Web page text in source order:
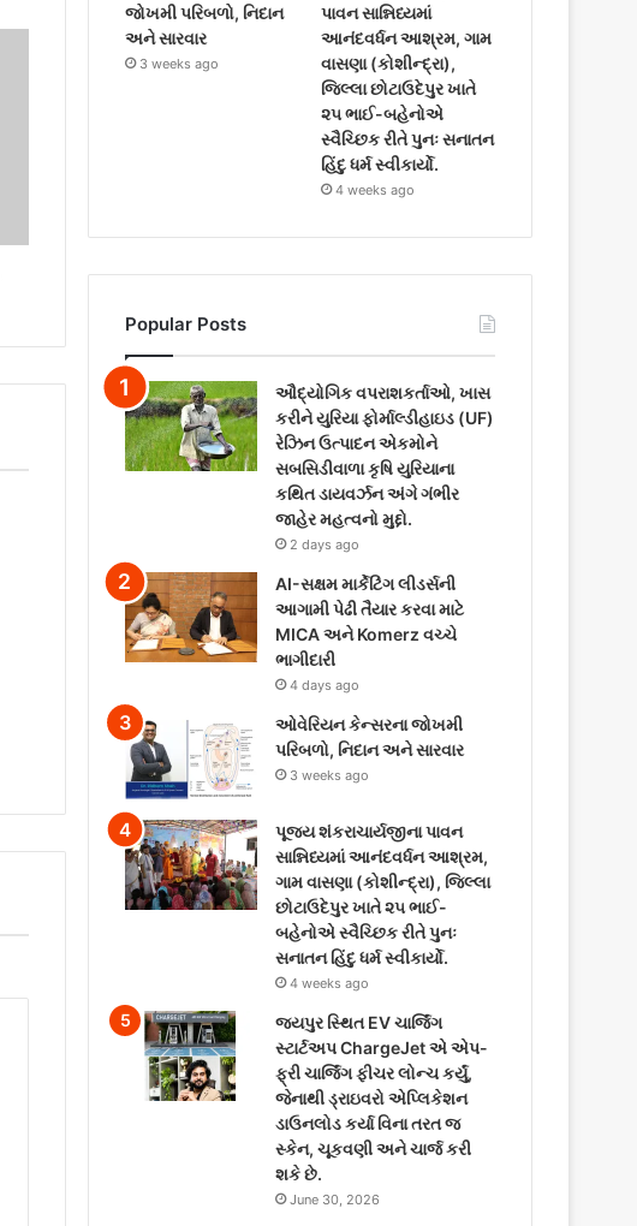
જોખમી પરિબળો, નિદાન
અને સારવાર
3 weeks ago
પાવન સાન્નિધ્યમાં
આનંદવર્ધન આશ્રમ, ગામ
વાસણા (કોશીન્દ્રા),
જિલ્લા છોટાઉદેપુર ખાતે
૨૫ ભાઈ-બહેનોએ
સ્વૈચ્છિક રીતે પુનઃ સનાતન
હિંદુ ધર્મ સ્વીકાર્યો.
4 weeks ago
Popular Posts
ઔદ્યોગિક વપરાશકર્તાઓ, ખાસ
કરીને યુરિયા ફોર્માલ્ડીહાઇડ (UF)
રેઝિન ઉત્પાદન એકમોને
સબસિડીવાળા કૃષિ યુરિયાના
કથિત ડાયવર્ઝન અંગે ગંભીર
જાહેર મહત્વનો મુદ્દો.
2 days ago
AI-સક્ષમ માર્કેટિંગ લીડર્સની
આગામી પેઢી તૈયાર કરવા માટે
MICA અને Komerz વચ્ચે
ભાગીદારી
4 days ago
ઓવેરિયન કેન્સરના જોખમી
પરિબળો, નિદાન અને સારવાર
3 weeks ago
પૂજ્ય શંકરાચાર્યજીના પાવન
સાન્નિધ્યમાં આનંદવર્ધન આશ્રમ,
ગામ વાસણા (કોશીન્દ્રા), જિલ્લા
છોટાઉદેપુર ખાતે ૨૫ ભાઈ-
બહેનોએ સ્વૈચ્છિક રીતે પુનઃ
સનાતન હિંદુ ધર્મ સ્વીકાર્યો.
4 weeks ago
જયપુર સ્થિત EV ચાર્જિંગ
સ્ટાર્ટઅપ ChargeJet એ એપ-
ફ્રી ચાર્જિંગ ફીચર લોન્ચ કર્યું,
જેનાથી ડ્રાઇવરો એપ્લિકેશન
ડાઉનલોડ કર્યા વિના તરત જ
સ્કેન, ચૂકવણી અને ચાર્જ કરી
શકે છે.
June 30, 2026